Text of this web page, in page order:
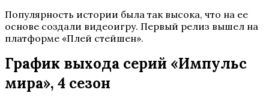
Популярность истории была так высока, что на ее
основе создали видеоигру. Первый релиз вышел на
платформе «Плей стейшен».
График выхода серий «Импульс
мира», 4 сезон